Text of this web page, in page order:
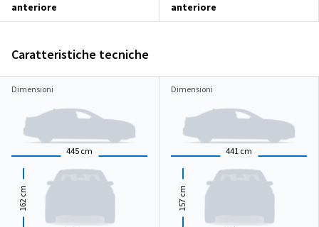
anteriore anteriore
Caratteristiche tecniche
Dimensioni
445 cm
162
cm
Dimensioni
441 cm
157
cm